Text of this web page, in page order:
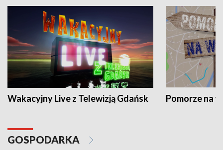
Wakacyjny Live z Telewizją Gdańsk Pomorze na
GOSPODARKA